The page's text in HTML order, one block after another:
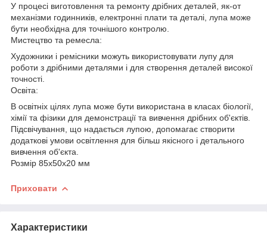
У процесі виготовлення та ремонту дрібних деталей, як-от
механізми годинників, електронні плати та деталі, лупа може
бути необхідна для точнішого контролю.
Мистецтво та ремесла:
Художники і ремісники можуть використовувати лупу для
роботи з дрібними деталями і для створення деталей високої
точності.
Освіта:
В освітніх цілях лупа може бути використана в класах біології,
хімії та фізики для демонстрації та вивчення дрібних об'єктів.
Підсвічування, що надається лупою, допомагає створити
додаткові умови освітлення для більш якісного і детального
вивчення об'єкта.
Розмір 85х50х20 мм
Приховати
Характеристики